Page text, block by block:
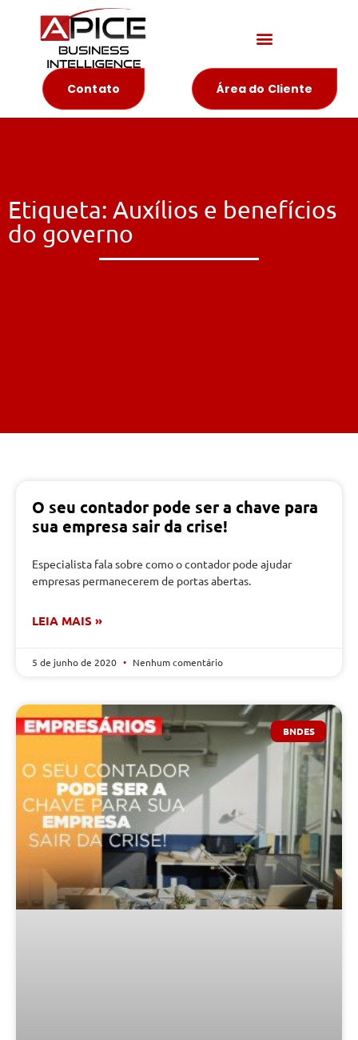
Contato Área do Cliente
Etiqueta: Auxílios e benefícios
do governo
O seu contador pode ser a chave para
sua empresa sair da crise!
Especialista fala sobre como o contador pode ajudar
empresas permanecerem de portas abertas.
LEIA MAIS »
5 de junho de 2020 Nenhum comentário
BNDES